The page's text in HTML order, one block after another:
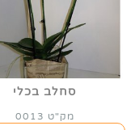
סחלב בכלי
מק"ט 0013